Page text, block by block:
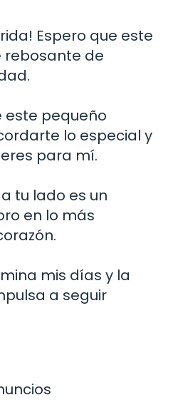
Espero que este
de
este pequeño
lo especial y
para mí.
tu lado es un
en lo más
mis días y la
a seguir